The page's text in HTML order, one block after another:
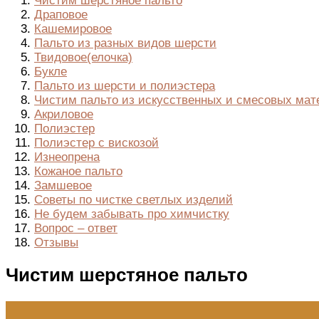
Драповое
Кашемировое
Пальто из разных видов шерсти
Твидовое(елочка)
Букле
Пальто из шерсти и полиэстера
Чистим пальто из искусственных и смесовых
Акриловое
Полиэстер
Полиэстер с вискозой
Изнеопрена
Кожаное пальто
Замшевое
Советы по чистке светлых изделий
Не будем забывать про химчистку
Вопрос – ответ
Отзывы
Чистим шерстяное пальто